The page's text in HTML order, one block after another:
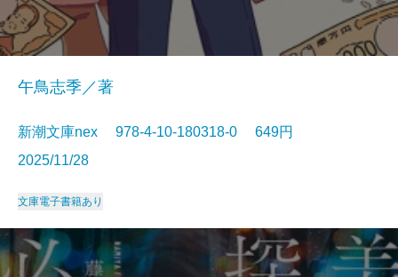
午鳥志季／著
新潮文庫nex 978-4-10-180318-0 649円
2025/11/28
文庫電子書籍あり